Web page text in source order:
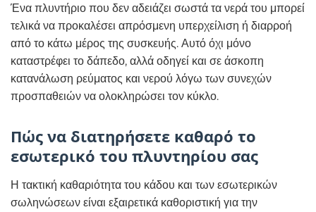
Ένα πλυντήριο που δεν αδειάζει σωστά τα νερά του μπορεί
τελικά να προκαλέσει απρόσμενη υπερχείλιση ή διαρροή
από το κάτω μέρος της συσκευής. Αυτό όχι μόνο
καταστρέφει το δάπεδο, αλλά οδηγεί και σε άσκοπη
κατανάλωση ρεύματος και νερού λόγω των συνεχών
προσπαθειών να ολοκληρώσει τον κύκλο.
Πώς να διατηρήσετε καθαρό το
εσωτερικό του πλυντηρίου σας
Η τακτική καθαριότητα του κάδου και των εσωτερικών
σωληνώσεων είναι εξαιρετικά καθοριστική για την